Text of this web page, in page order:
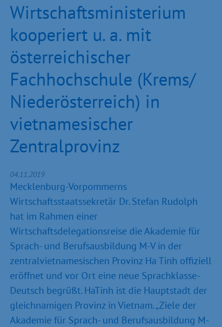
Wirtschaftsministerium
kooperiert u. a. mit
österreichischer
Fachhochschule (Krems/
Niederösterreich) in
vietnamesischer
Zentralprovinz
04.11.2019
Mecklenburg-Vorpommerns
Wirtschaftsstaatssekretär Dr. Stefan Rudolph
hat im Rahmen einer
Wirtschaftsdelegationsreise die Akademie für
Sprach- und Berufsausbildung M-V in der
zentralvietnamesischen Provinz Ha Tinh offiziell
eröffnet und vor Ort eine neue Sprachklasse-
Deutsch begrüßt. HaTinh ist die Hauptstadt der
gleichnamigen Provinz in Vietnam. „Ziele der
Akademie für Sprach- und Berufsausbildung M-